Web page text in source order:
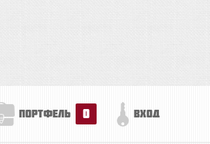
портфель 0 вход